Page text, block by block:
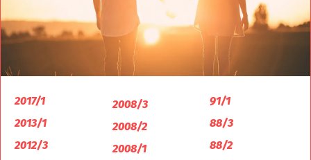
2017/1
2013/1
2012/3
2008/3
2008/2
2008/1
91/1
88/3
88/2